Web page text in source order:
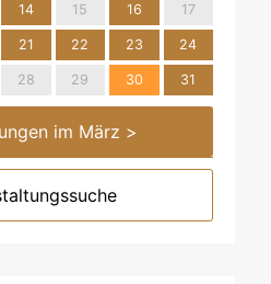
14 15 16 17
21 22 23 24
28 29 30 31
im März >